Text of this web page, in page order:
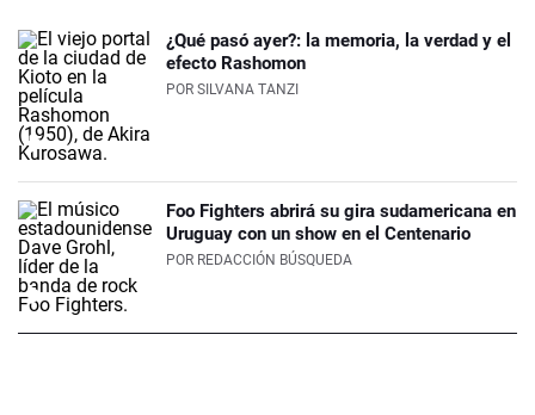
¿Qué pasó ayer?: la memoria, la verdad y el
efecto Rashomon
POR SILVANA TANZI
Foo Fighters abrirá su gira sudamericana en
Uruguay con un show en el Centenario
POR REDACCIÓN BÚSQUEDA